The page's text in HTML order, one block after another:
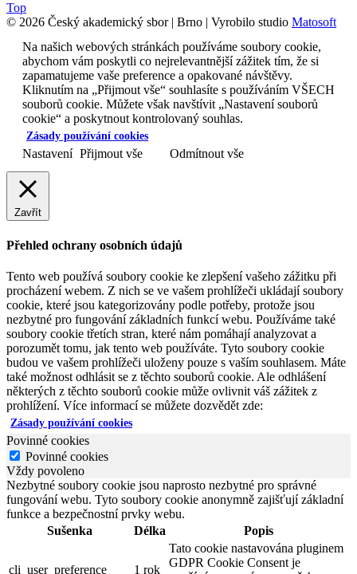
Top
© 2026 Český akademický sbor | Brno | Vyrobilo studio Matosoft
Na našich webových stránkách používáme soubory cookie,
abychom vám poskytli co nejrelevantnější zážitek tím, že si
zapamatujeme vaše preference a opakované návštěvy.
Kliknutím na „Přijmout vše“ souhlasíte s používáním VŠECH
souborů cookie. Můžete však navštívit „Nastavení souborů
cookie“ a poskytnout kontrolovaný souhlas.
Zásady používání cookies
Nastavení Přijmout vše Odmítnout vše
Zavřít
Přehled ochrany osobních údajů
Tento web používá soubory cookie ke zlepšení vašeho zážitku při
procházení webem. Z nich se ve vašem prohlížeči ukládají soubory
cookie, které jsou kategorizovány podle potřeby, protože jsou
nezbytné pro fungování základních funkcí webu. Používáme také
soubory cookie třetích stran, které nám pomáhají analyzovat a
porozumět tomu, jak tento web používáte. Tyto soubory cookie
budou ve vašem prohlížeči uloženy pouze s vaším souhlasem. Máte
také možnost odhlásit se z těchto souborů cookie. Ale odhlášení
některých z těchto souborů cookie může ovlivnit váš zážitek z
prohlížení. Více informací se můžete dozvědět zde:
Zásady používání cookies
Povinné cookies
Povinné cookies
Vždy povoleno
Nezbytné soubory cookie jsou naprosto nezbytné pro správné
fungování webu. Tyto soubory cookie anonymně zajišťují základní
funkce a bezpečnostní prvky webu.
Sušenka
Délka Popis
cli_user_preference 1 rok
Tato cookie nastavována pluginem
GDPR Cookie Consent je